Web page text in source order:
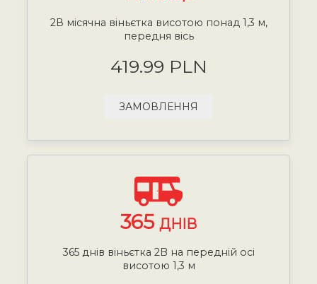
2В місячна віньєтка висотою понад 1,3 м,
передня вісь
419.99 PLN
ЗАМОВЛЕННЯ
365 ДНІВ
365 днів віньєтка 2B на передній осі
висотою 1,3 м